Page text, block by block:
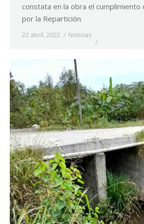
constata en la obra el cumplimiento
por la Repartición.
22 abril, 2022 Noticias